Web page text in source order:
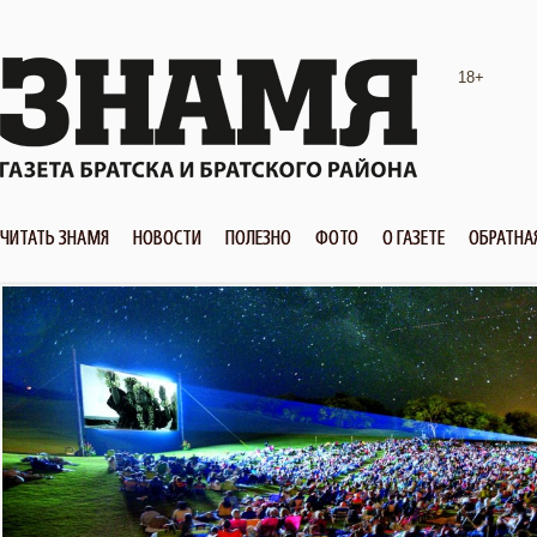
18+
ЧИТАТЬ ЗНАМЯ НОВОСТИ ПОЛЕЗНО ФОТО О ГАЗЕТЕ